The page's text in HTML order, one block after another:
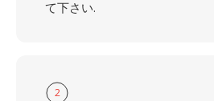
て下さい.
2